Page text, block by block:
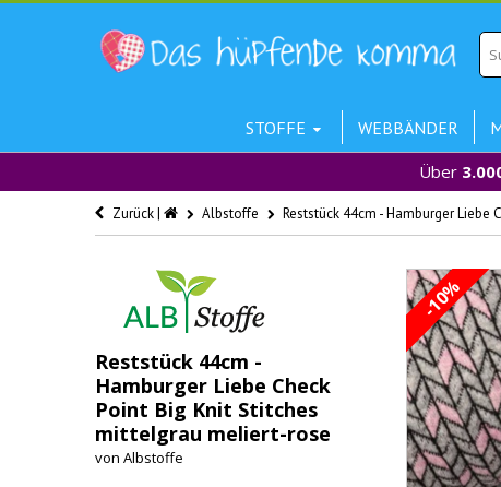
STOFFE WEBBÄNDER
Über
Zurück | Albstoffe Reststück 44cm - Hamburger
Reststück 44cm -
Hamburger Liebe Check
Point Big Knit Stitches
mittelgrau meliert-rose
von Albstoffe
-10%